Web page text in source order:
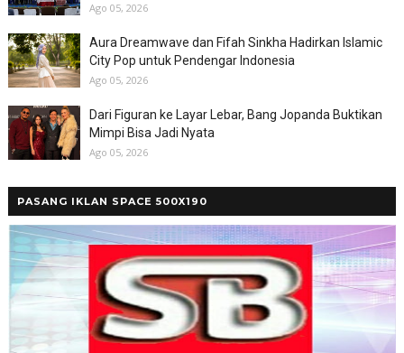
Ago 05, 2026
Aura Dreamwave dan Fifah Sinkha Hadirkan Islamic
City Pop untuk Pendengar Indonesia
Ago 05, 2026
Dari Figuran ke Layar Lebar, Bang Jopanda Buktikan
Mimpi Bisa Jadi Nyata
Ago 05, 2026
PASANG IKLAN SPACE 500X190